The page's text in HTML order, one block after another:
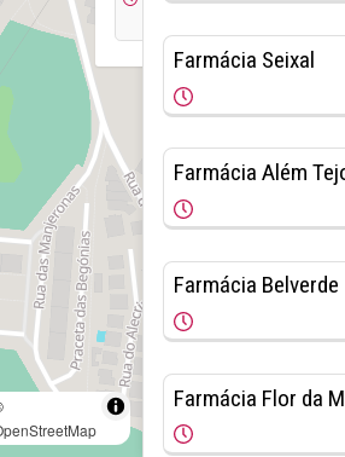
Farmácia Seixal
Farmácia Além
Farmácia Belverde
Farmácia Flor da